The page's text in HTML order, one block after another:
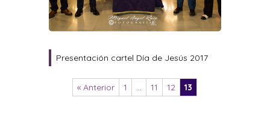
Presentación cartel Día de Jesús 2017
« Anterior 1 … 11 12 13